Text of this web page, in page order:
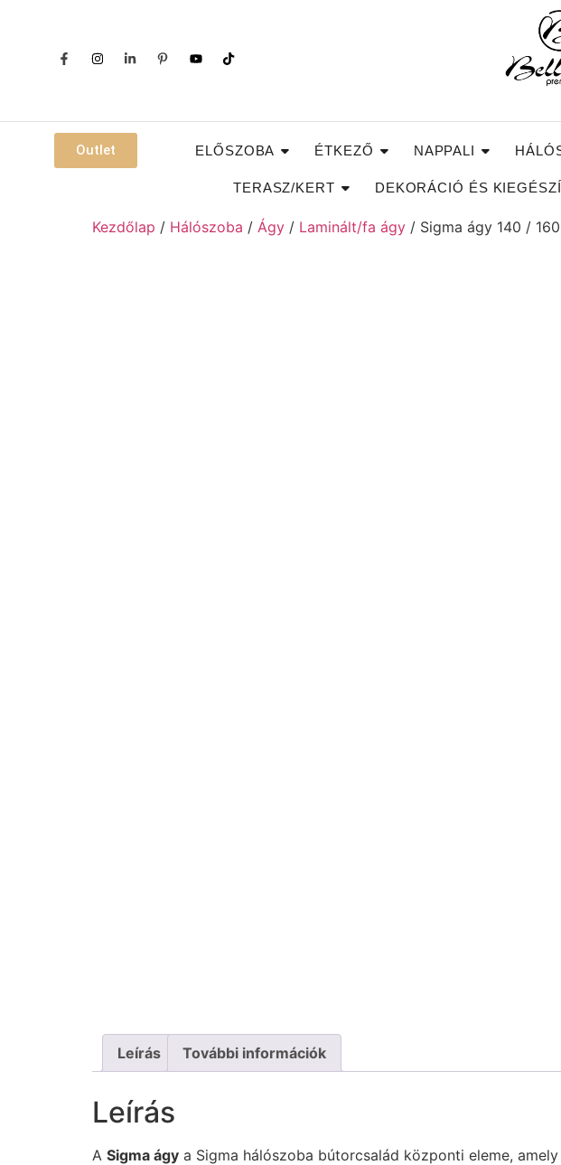
Outlet ELŐSZOBA ÉTKEZŐ NAPPALI
TERASZ/KERT DEKORÁCIÓ ÉS
Kezdőlap / Hálószoba / Ágy / Laminált/fa ágy / Sigma ágy 140 /
Leírás További információk
Leírás
A Sigma ágy a Sigma hálószoba bútorcsalád központi eleme,